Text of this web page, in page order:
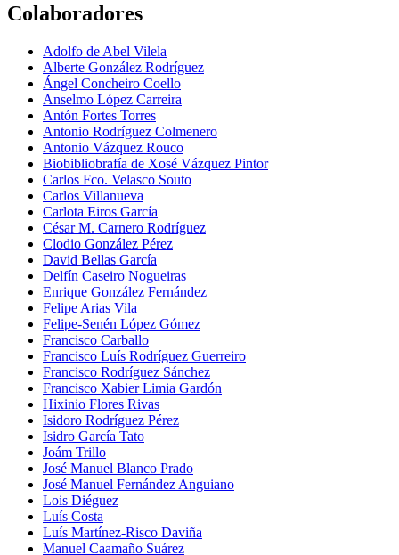
Colaboradores
Adolfo de Abel Vilela
Alberte González Rodríguez
Ángel Concheiro Coello
Anselmo López Carreira
Antón Fortes Torres
Antonio Rodríguez Colmenero
Antonio Vázquez Rouco
Biobibliobrafía de Xosé Vázquez Pintor
Carlos Fco. Velasco Souto
Carlos Villanueva
Carlota Eiros García
César M. Carnero Rodríguez
Clodio González Pérez
David Bellas García
Delfín Caseiro Nogueiras
Enrique González Fernández
Felipe Arias Vila
Felipe-Senén López Gómez
Francisco Carballo
Francisco Luís Rodríguez Guerreiro
Francisco Rodríguez Sánchez
Francisco Xabier Limia Gardón
Hixinio Flores Rivas
Isidoro Rodríguez Pérez
Isidro García Tato
Joám Trillo
José Manuel Blanco Prado
José Manuel Fernández Anguiano
Lois Diéguez
Luís Costa
Luís Martínez-Risco Daviña
Manuel Caamaño Suárez